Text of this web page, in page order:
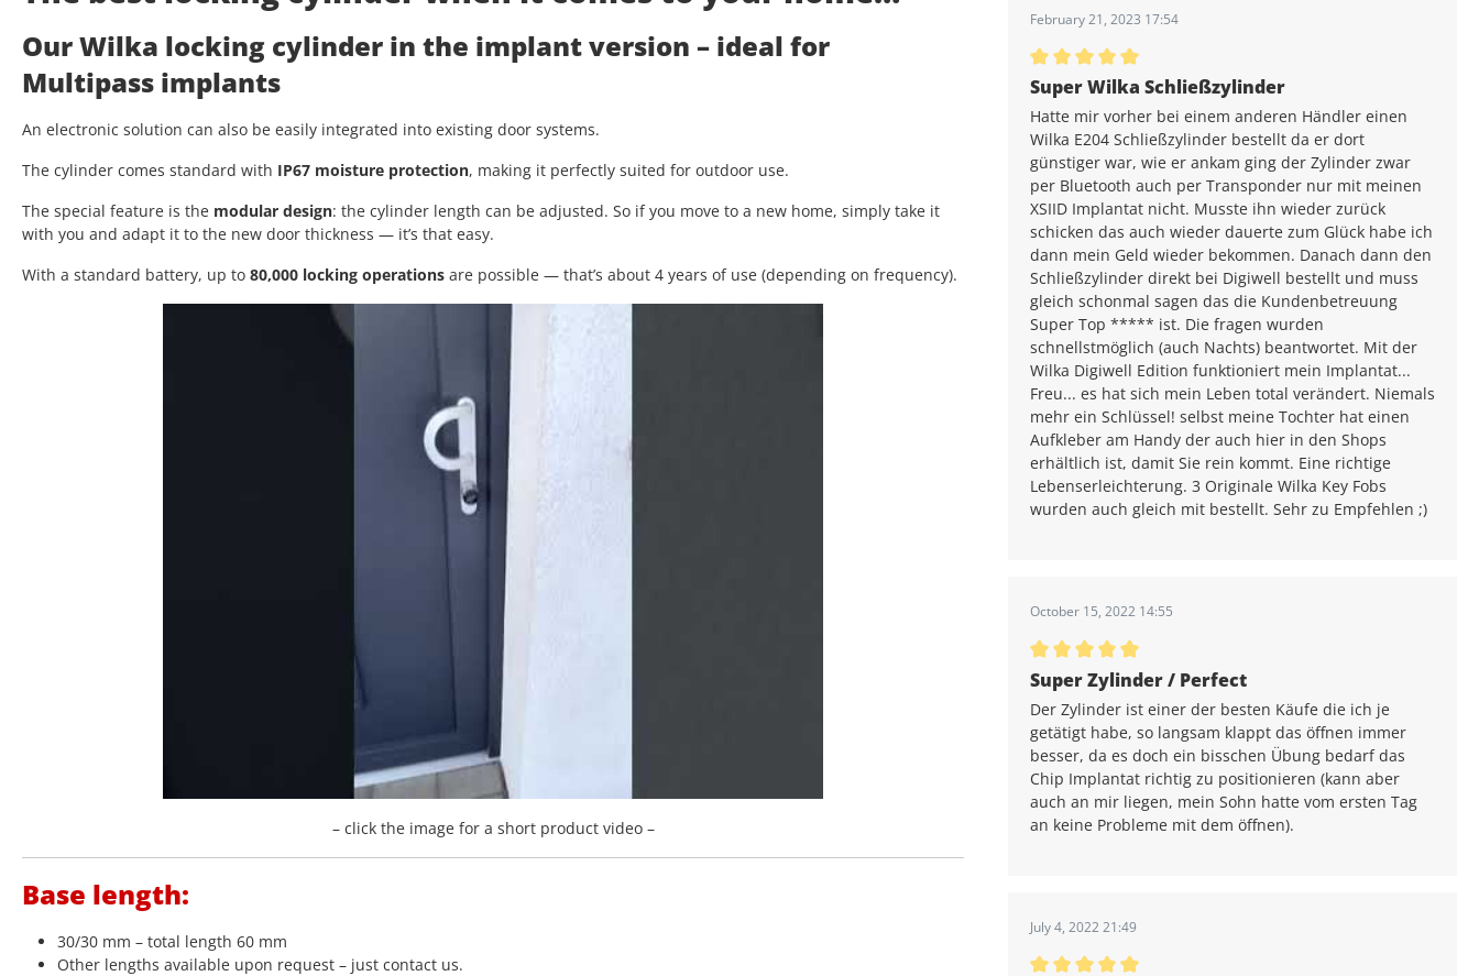
Our Wilka locking cylinder in the implant version – ideal for
Multipass implants
An electronic solution can also be easily integrated into existing door systems.
The cylinder comes standard with IP67 moisture protection, making it perfectly suited for outdoor use.
The special feature is the modular design: the cylinder length can be adjusted. So if you move to a new home, simply take it
with you and adapt it to the new door thickness — it’s that easy.
With a standard battery, up to 80,000 locking operations are possible — that’s about 4 years of use (depending on frequency).
– click the image for a short product video –
Base length:
30/30 mm – total length 60 mm
Other lengths available upon request – just contact us.
February 21, 2023 17:54
Average rating of 5 out of 5 stars
Super Wilka Schließzylinder
Hatte mir vorher bei einem anderen Händler einen
Wilka E204 Schließzylinder bestellt da er dort
günstiger war, wie er ankam ging der Zylinder zwar
per Bluetooth auch per Transponder nur mit meinen
XSIID Implantat nicht. Musste ihn wieder zurück
schicken das auch wieder dauerte zum Glück habe ich
dann mein Geld wieder bekommen. Danach dann den
Schließzylinder direkt bei Digiwell bestellt und muss
gleich schonmal sagen das die Kundenbetreuung
Super Top ***** ist. Die fragen wurden
schnellstmöglich (auch Nachts) beantwortet. Mit der
Wilka Digiwell Edition funktioniert mein Implantat...
Freu... es hat sich mein Leben total verändert. Niemals
mehr ein Schlüssel! selbst meine Tochter hat einen
Aufkleber am Handy der auch hier in den Shops
erhältlich ist, damit Sie rein kommt. Eine richtige
Lebenserleichterung. 3 Originale Wilka Key Fobs
wurden auch gleich mit bestellt. Sehr zu Empfehlen ;)
October 15, 2022 14:55
Average rating of 5 out of 5 stars
Super Zylinder / Perfect
Der Zylinder ist einer der besten Käufe die ich je
getätigt habe, so langsam klappt das öffnen immer
besser, da es doch ein bisschen Übung bedarf das
Chip Implantat richtig zu positionieren (kann aber
auch an mir liegen, mein Sohn hatte vom ersten Tag
an keine Probleme mit dem öffnen).
July 4, 2022 21:49